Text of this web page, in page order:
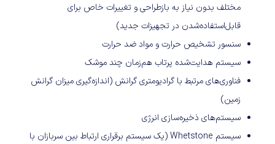
مختلف بدون نیاز به بازطراحی و تغییرات خاص برای
قابل‌استفاده‌شدن در تجهیزات جدید)
سنسور تشخیص حرارت و مواد ضد حرارت
سیستم هدایت‌شده پرتاب هم‌زمان چند موشک
فناوری‌های مرتبط با گرادیومتری گرانش (اندازه‌گیری میزان گرانش
زمین)
سیستم‌های ذخیره‌سازی انرژی
سیستم Whetstone (یک سیستم برقراری ارتباط بین سربازان با